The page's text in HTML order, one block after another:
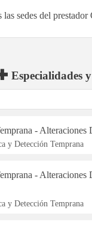
las sedes del
Especialidades
- Alteraciones
y Detección Temprana
-
y Detección Temprana